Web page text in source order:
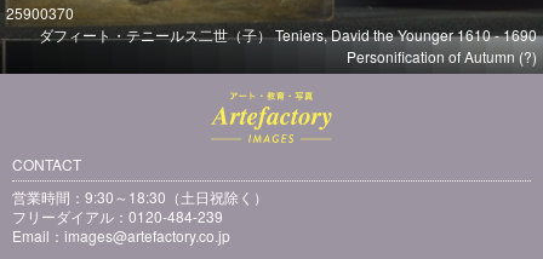
25900370
ダフィート・テニールス二世（子） Teniers, David the Younger 1610 - 1690
Personification of Autumn (?)
CONTACT
営業時間：9:30～18:30（土日祝除く）
フリーダイアル：0120-484-239
Email： images@artefactory.co.jp